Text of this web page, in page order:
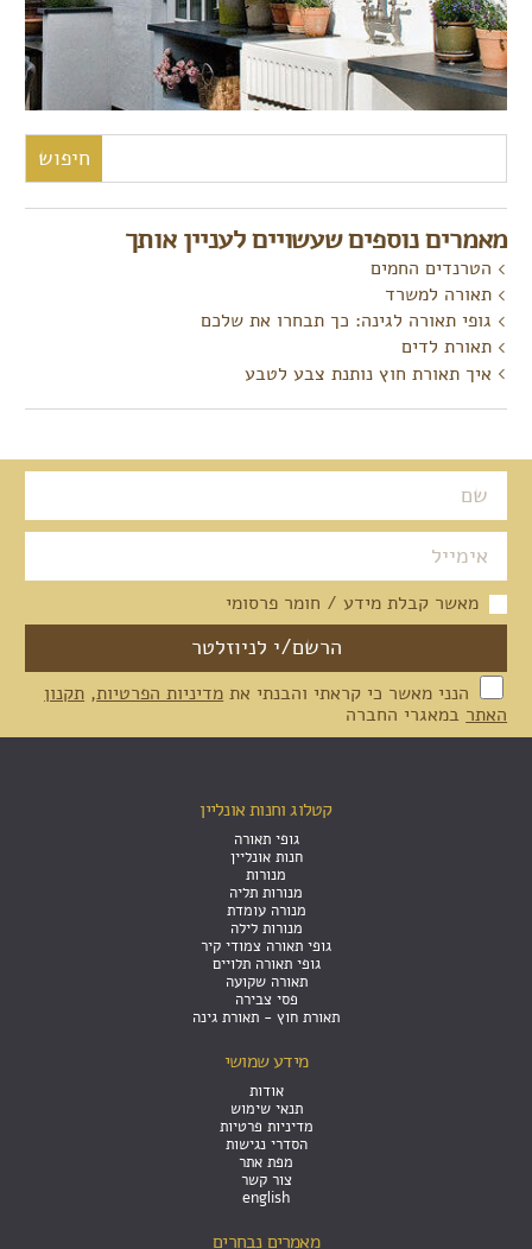
מאמרים נוספים שעשויים לעניין אותך
הטרנדים החמים
תאורה למשרד
גופי תאורה לגינה: כך תבחרו את שלכם
תאורת לדים
איך תאורת חוץ נותנת צבע לטבע
מאשר קבלת מידע / חומר פרסומי
הנני מאשר כי קראתי והבנתי את מדיניות הפרטיות, תקנון
האתר במאגרי החברה
קטלוג וחנות אונליין
גופי תאורה
חנות אונליין
מנורות
מנורות תליה
מנורה עומדת
מנורות לילה
גופי תאורה צמודי קיר
גופי תאורה תלויים
תאורה שקועה
פסי צבירה
תאורת חוץ - תאורת גינה
מידע שמושי
אודות
תנאי שימוש
מדיניות פרטיות
הסדרי נגישות
מפת אתר
צור קשר
english
מאמרים נבחרים